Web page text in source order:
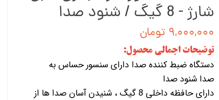
شارژ - 8 گیگ / شنود صدا
۹,۰۰۰,۰۰۰ تومان
توضیحات اجمالی محصول:
دستگاه ضبط کننده صدا دارای سنسور حساس به
صدا شنود صدا
دارای حافظه داخلی 8 گیگ ، شنیدن آسان صدا ها از